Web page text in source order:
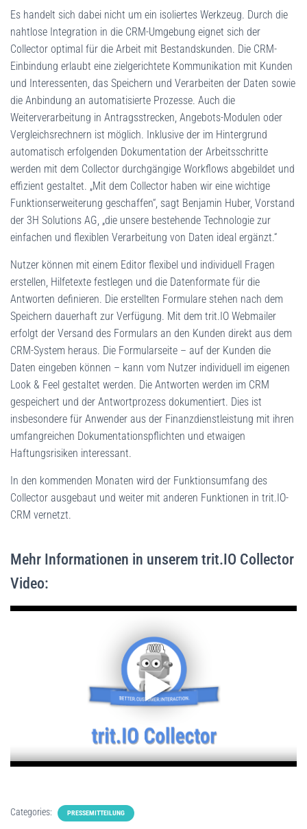
Es handelt sich dabei nicht um ein isoliertes Werkzeug. Durch die
nahtlose Integration in die CRM-Umgebung eignet sich der
Collector optimal für die Arbeit mit Bestandskunden. Die CRM-
Einbindung erlaubt eine zielgerichtete Kommunikation mit Kunden
und Interessenten, das Speichern und Verarbeiten der Daten sowie
die Anbindung an automatisierte Prozesse. Auch die
Weiterverarbeitung in Antragsstrecken, Angebots-Modulen oder
Vergleichsrechnern ist möglich. Inklusive der im Hintergrund
automatisch erfolgenden Dokumentation der Arbeitsschritte
werden mit dem Collector durchgängige Workflows abgebildet und
effizient gestaltet. „Mit dem Collector haben wir eine wichtige
Funktionserweiterung geschaffen“, sagt Benjamin Huber, Vorstand
der 3H Solutions AG, „die unsere bestehende Technologie zur
einfachen und flexiblen Verarbeitung von Daten ideal ergänzt.“
Nutzer können mit einem Editor flexibel und individuell Fragen
erstellen, Hilfetexte festlegen und die Datenformate für die
Antworten definieren. Die erstellten Formulare stehen nach dem
Speichern dauerhaft zur Verfügung. Mit dem trit.IO Webmailer
erfolgt der Versand des Formulars an den Kunden direkt aus dem
CRM-System heraus. Die Formularseite – auf der Kunden die
Daten eingeben können – kann vom Nutzer individuell im eigenen
Look & Feel gestaltet werden. Die Antworten werden im CRM
gespeichert und der Antwortprozess dokumentiert. Dies ist
insbesondere für Anwender aus der Finanzdienstleistung mit ihren
umfangreichen Dokumentationspflichten und etwaigen
Haftungsrisiken interessant.
In den kommenden Monaten wird der Funktionsumfang des
Collector ausgebaut und weiter mit anderen Funktionen in trit.IO-
CRM vernetzt.
Mehr Informationen in unserem trit.IO Collector
Video:
Categories: PRESSEMITTEILUNG